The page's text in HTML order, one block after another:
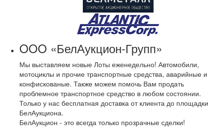
OOO «БелАукцион-Групп»
Мы выставляем новые Лоты еженедельно! Автомобили,
мотоциклы и прочие транспортные средства, аварийные и
конфискованые. Также можем помочь Вам продать
проблемное транспортное средство в любом состоянии.
Только у нас бесплатная доставка от клиента до площадки
БелАукциона.
БелАукцион - это всегда только прозрачные сделки!